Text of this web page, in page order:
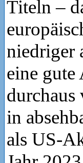
Titeln –
niedriger
eine gute
durchaus
in
als US-